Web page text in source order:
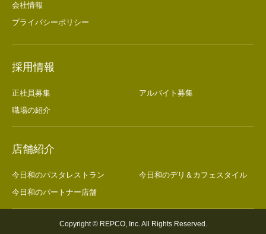
会社情報
プライバシーポリシー
採用情報
正社員募集
アルバイト募集
職場の紹介
店舗紹介
今日和のパスタレストラン
今日和のデリ＆カフェスタイル
今日和のパートナー店舗
Copyright © REPCO, Inc. All Rights Reserved.